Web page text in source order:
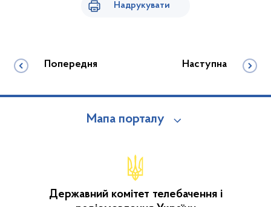
Надрукувати
Попередня Наступна
Мапа порталу
Державний комітет телебачення і